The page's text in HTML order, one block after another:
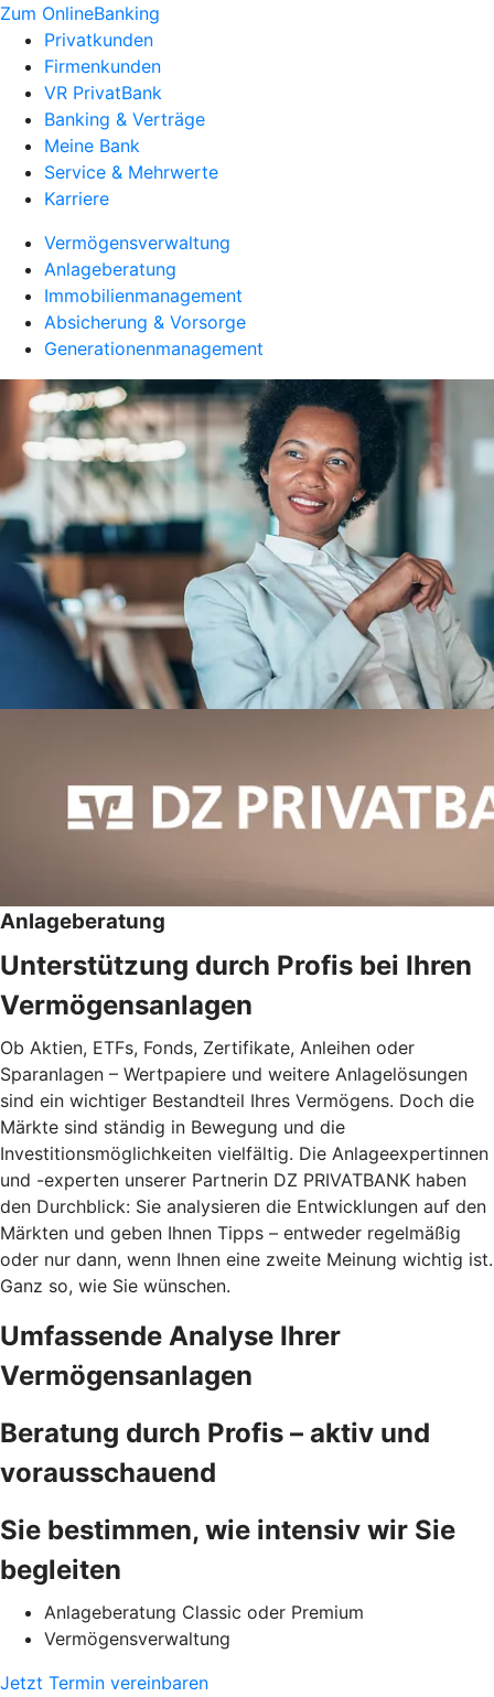
Zum OnlineBanking
Privatkunden
Firmenkunden
VR PrivatBank
Banking & Verträge
Meine Bank
Service & Mehrwerte
Karriere
Vermögensverwaltung
Anlageberatung
Immobilienmanagement
Absicherung & Vorsorge
Generationenmanagement
Anlageberatung
Unterstützung durch Profis bei Ihren
Vermögensanlagen
Ob Aktien, ETFs, Fonds, Zertifikate, Anleihen oder
Sparanlagen – Wertpapiere und weitere Anlagelösungen
sind ein wichtiger Bestandteil Ihres Vermögens. Doch die
Märkte sind ständig in Bewegung und die
Investitionsmöglichkeiten vielfältig. Die Anlageexpertinnen
und -experten unserer Partnerin DZ PRIVATBANK haben
den Durchblick: Sie analysieren die Entwicklungen auf den
Märkten und geben Ihnen Tipps – entweder regelmäßig
oder nur dann, wenn Ihnen eine zweite Meinung wichtig ist.
Ganz so, wie Sie wünschen.
Umfassende Analyse Ihrer
Vermögensanlagen
Beratung durch Profis – aktiv und
vorausschauend
Sie bestimmen, wie intensiv wir Sie
begleiten
Anlageberatung Classic oder Premium
Vermögensverwaltung
Jetzt Termin vereinbaren